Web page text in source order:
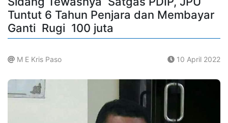
Tuntut 6 Tahun Penjara dan Membayar
Ganti Rugi 100 juta
M E Kris Paso 10 April 2022